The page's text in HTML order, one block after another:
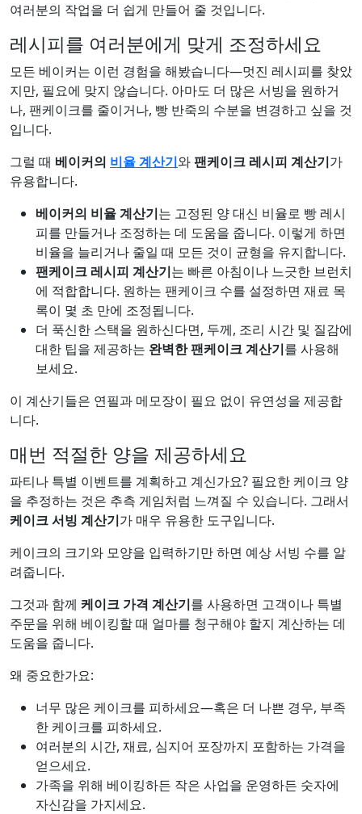
여러분의 작업을 더 쉽게 만들어 줄 것입니다.
레시피를 여러분에게 맞게 조정하세요
모든 베이커는 이런 경험을 해봤습니다—멋진 레시피를 찾았
지만, 필요에 맞지 않습니다. 아마도 더 많은 서빙을 원하거
나, 팬케이크를 줄이거나, 빵 반죽의 수분을 변경하고 싶을 것
입니다.
그럴 때 베이커의 비율 계산기와팬케이크 레시피 계산기가
유용합니다.
베이커의 비율 계산기는 고정된 양 대신 비율로 빵 레시
피를 만들거나 조정하는 데 도움을 줍니다. 이렇게 하면
비율을 늘리거나 줄일 때 모든 것이 균형을 유지합니다.
팬케이크 레시피 계산기는 빠른 아침이나 느긋한 브런치
에 적합합니다. 원하는 팬케이크 수를 설정하면 재료 목
록이 몇 초 만에 조정됩니다.
더 푹신한 스택을 원하신다면, 두께, 조리 시간 및 질감에
대한 팁을 제공하는 완벽한 팬케이크 계산기를 사용해
보세요.
이 계산기들은 연필과 메모장이 필요 없이 유연성을 제공합
니다.
매번 적절한 양을 제공하세요
파티나 특별 이벤트를 계획하고 계신가요? 필요한 케이크 양
을 추정하는 것은 추측 게임처럼 느껴질 수 있습니다. 그래서
케이크 서빙 계산기가 매우 유용한 도구입니다.
케이크의 크기와 모양을 입력하기만 하면 예상 서빙 수를 알
려줍니다.
그것과 함께 케이크 가격 계산기를 사용하면 고객이나 특별
주문을 위해 베이킹할 때 얼마를 청구해야 할지 계산하는 데
도움을 줍니다.
왜 중요한가요:
너무 많은 케이크를 피하세요—혹은 더 나쁜 경우, 부족
한 케이크를 피하세요.
여러분의 시간, 재료, 심지어 포장까지 포함하는 가격을
얻으세요.
가족을 위해 베이킹하든 작은 사업을 운영하든 숫자에
자신감을 가지세요.